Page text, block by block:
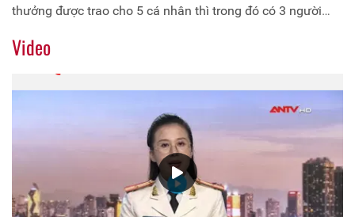
thưởng được trao cho 5 cá nhân thì trong đó có 3 người
Phương và Trịnh Bá Tư. Hai người còn lại là Nguyễn Văn
Video